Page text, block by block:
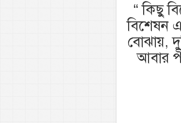
“কিছু
বিশেষন
বোঝায়,
আবার